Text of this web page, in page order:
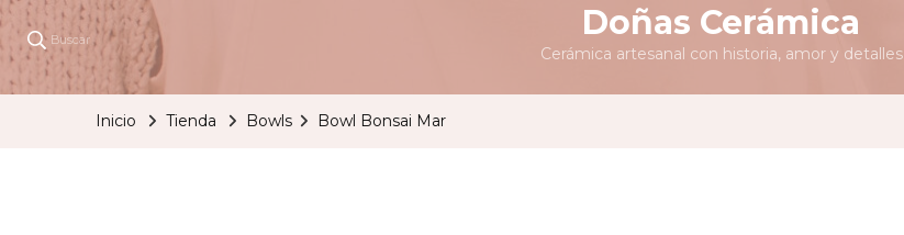
Buscar Doñas Cerámica
Cerámica artesanal con historia, amor y detalles
Inicio Tienda Bowls Bowl Bonsai Mar